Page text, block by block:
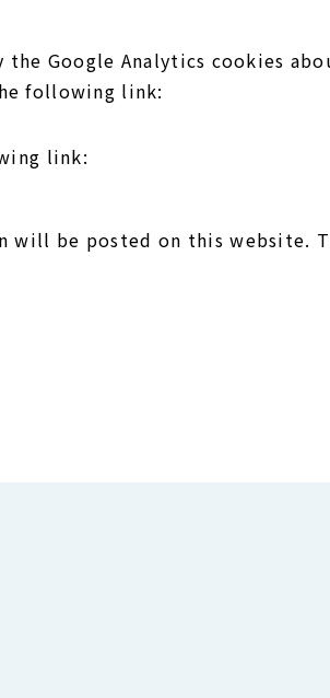
Google Analytics cookies
following link:
link:
be posted on this website.